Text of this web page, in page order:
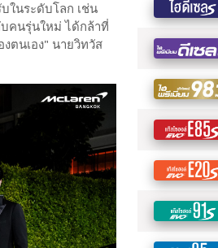
ในระดับโลก เช่น
คนรุ่นใหม่ ได้กล้าที่
ตนเอง" นายวิทวัส